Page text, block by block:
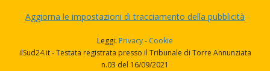
Aggiorna le impostazioni di tracciamento della pubblicità
Leggi: Privacy- Cookie
ilSud24.it - Testata registrata presso il Tribunale di Torre Annunziata
n.03 del 16/09/2021